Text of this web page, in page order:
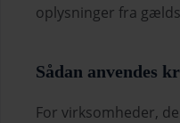
oplysninger fra
Sådan anvendes
For virksomheder,